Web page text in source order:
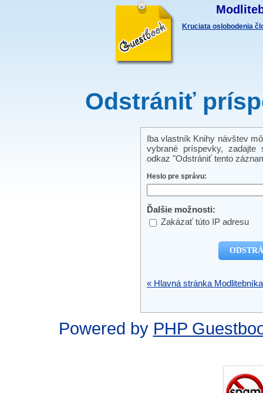
Kruciata oslobodenia
Odstrániť
Iba vlastník Knihy návštev
vybrané príspevky,
odkaz "Odstrániť tento
Heslo pre správu:
Ďalšie možnosti:
Zakázať túto IP adresu
« Hlavná stránka Modlitebníka
Powered by PHP